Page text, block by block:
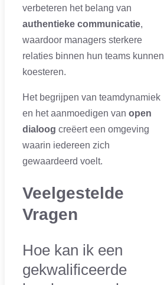
verbeteren het belang van
authentieke communicatie,
waardoor managers sterkere
relaties binnen hun teams kunnen
koesteren.
Het begrijpen van teamdynamiek
en het aanmoedigen van open
dialoog creëert een omgeving
waarin iedereen zich
gewaardeerd voelt.
Veelgestelde
Vragen
Hoe kan ik een
gekwalificeerde